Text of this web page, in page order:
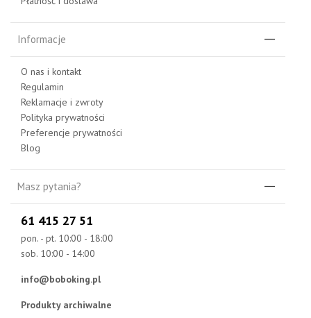
Informacje
O nas i kontakt
Regulamin
Reklamacje i zwroty
Polityka prywatności
Preferencje prywatności
Blog
Masz pytania?
61 415 27 51
pon. - pt. 10:00 - 18:00
sob. 10:00 - 14:00
info@boboking.pl
Produkty archiwalne